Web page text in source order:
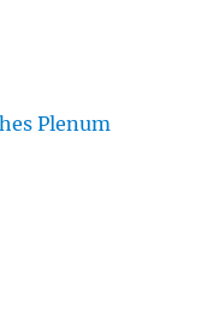
Plenum